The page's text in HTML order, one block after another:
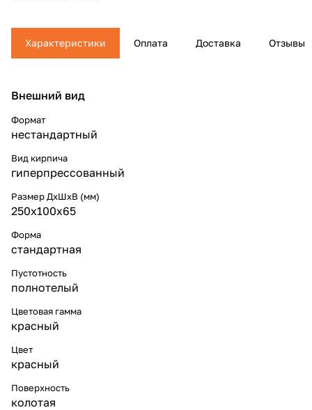
Характеристики Оплата Доставка Отзывы
Внешний вид
Формат
нестандартный
Вид кирпича
гиперпрессованный
Размер ДхШхВ (мм)
250x100x65
Форма
стандартная
Пустотность
полнотелый
Цветовая гамма
красный
Цвет
красный
Поверхность
колотая